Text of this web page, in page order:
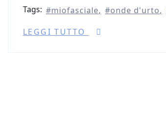
Tags: miofasciale onde d'urto
LEGGI TUTTO